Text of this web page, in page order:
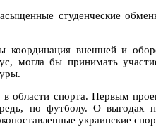
студенческие
координация внешней и
могла бы принимать
области спорта. Первым
по футболу. О выгодах
украинские